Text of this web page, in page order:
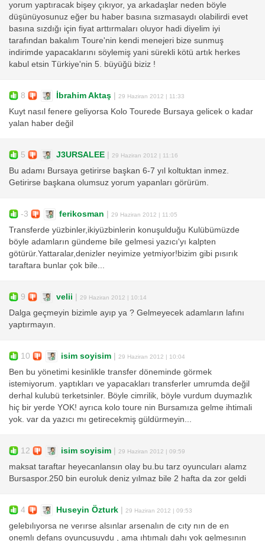
yorum yaptıracak bişey çıkıyor, ya arkadaşlar neden böyle
düşünüyosunuz eğer bu haber basına sızmasaydı olabilirdi evet
basına sızdığı için fiyat arttırmaları oluyor hadi diyelim iyi
tarafından bakalım Toure'nin kendi menejeri bize sunmuş
indirimde yapacaklarını söylemiş yani sürekli kötü artık herkes
kabul etsin Türkiye'nin 5. büyüğü biziz !
8 İbrahim Aktaş | 29 Haziran 2012 | 11:33
Kuyt nasıl fenere geliyorsa Kolo Tourede Bursaya gelicek o kadar
yalan haber değil
5 J3URSALEE | 29 Haziran 2012 | 11:16
Bu adamı Bursaya getirirse başkan 6-7 yıl koltuktan inmez.
Getirirse başkana olumsuz yorum yapanları görürüm.
-3 ferikosman | 29 Haziran 2012 | 11:05
Transferde yüzbinler,ikiyüzbinlerin konuşulduğu Kulübümüzde
böyle adamların gündeme bile gelmesi yazıcı'yı kalpten
götürür.Yattaralar,denizler neyimize yetmiyor!bizim gibi pısırık
taraftara bunlar çok bile...
9 velii | 29 Haziran 2012 | 10:14
Dalga geçmeyin bizimle ayıp ya ? Gelmeyecek adamların lafını
yaptırmayın.
10 isim soyisim | 29 Haziran 2012 | 10:04
Ben bu yönetimi kesinlikle transfer döneminde görmek
istemiyorum. yaptıkları ve yapacakları transferler umrumda değil
derhal kulubü terketsinler. Böyle cimrilik, böyle vurdum duymazlık
hiç bir yerde YOK! ayrıca kolo toure nin Bursamıza gelme ihtimali
yok. var da yazıcı mı getirecekmiş güldürmeyin...
12 isim soyisim | 29 Haziran 2012 | 09:59
maksat taraftar heyecanlansın olay bu.bu tarz oyuncuları alamz
Bursaspor.250 bin euroluk deniz yılmaz bile 2 hafta da zor geldi
4 Huseyin Özturk | 29 Haziran 2012 | 09:53
gelebılıyorsa ne verırse alsınlar arsenalın de cıty nın de en
onemlı defans oyuncusuydu , ama ıhtımalı dahı yok gelmesının